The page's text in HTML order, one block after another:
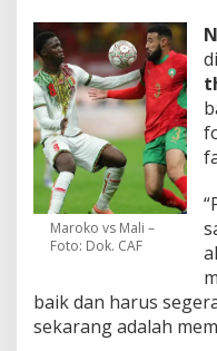
Maroko vs Mali –
Foto: Dok. CAF
baik dan harus
sekarang adalah